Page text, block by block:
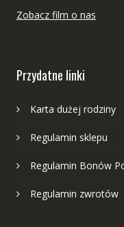
Zobacz film o nas
Przydatne linki
Karta dużej rodziny
Regulamin sklepu
Regulamin Bonów
Regulamin zwrotów